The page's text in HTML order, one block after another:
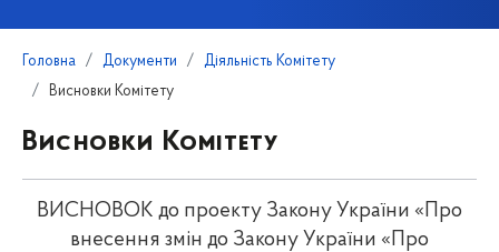
Головна Документи
Діяльність Комітету
Висновки Комітету
Висновки Комітету
ВИСНОВОК до проекту Закону України «Про
внесення змін до Закону України «Про